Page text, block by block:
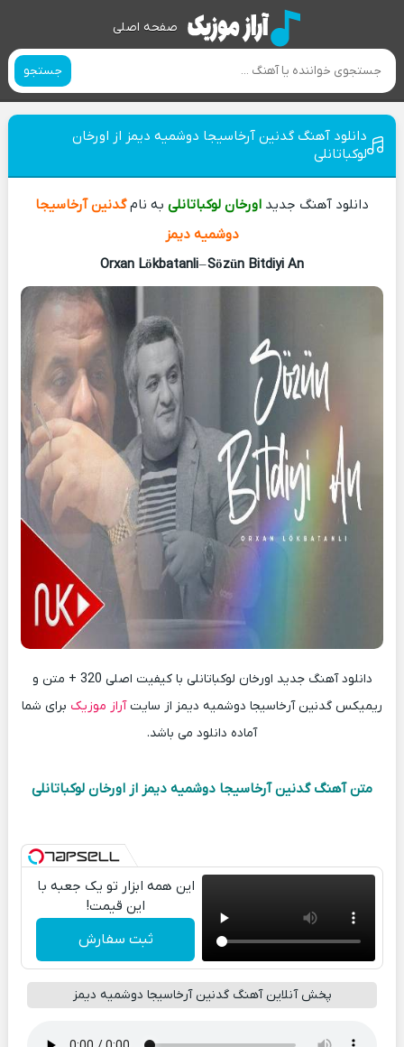
صفحه اصلی
جستجو
دانلود آهنگ گدنین آرخاسیجا دوشمیه دیمز از اورخان
لوکباتانلی
دانلود آهنگ جدید اورخان لوکباتانلی به نامگدنین آرخاسیجا
دوشمیه دیمز
Orxan Lökbatanli–Sözün Bitdiyi An
دانلود آهنگ جدید اورخان لوکباتانلی با کیفیت اصلی 320 + متن و
ریمیکس گدنین آرخاسیجا دوشمیه دیمز از سایتآراز موزیک برای شما
آماده دانلود می باشد.
متن آهنگ گدنین آرخاسیجا دوشمیه دیمز از اورخان لوکباتانلی
این همه ابزار تو یک جعبه با
این قیمت!
ثبت سفارش
پخش آنلاین آهنگ گدنین آرخاسیجا دوشمیه دیمز